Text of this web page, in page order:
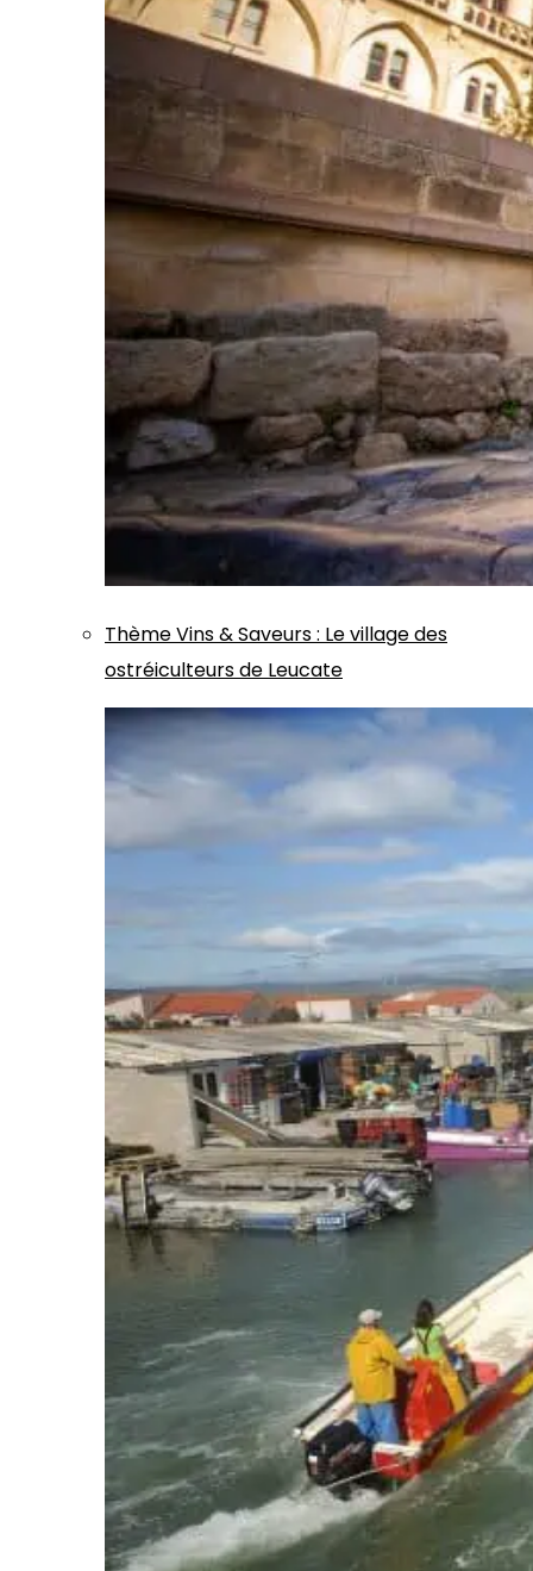
ThèmeVins & Saveurs: Le village des
ostréiculteurs de Leucate